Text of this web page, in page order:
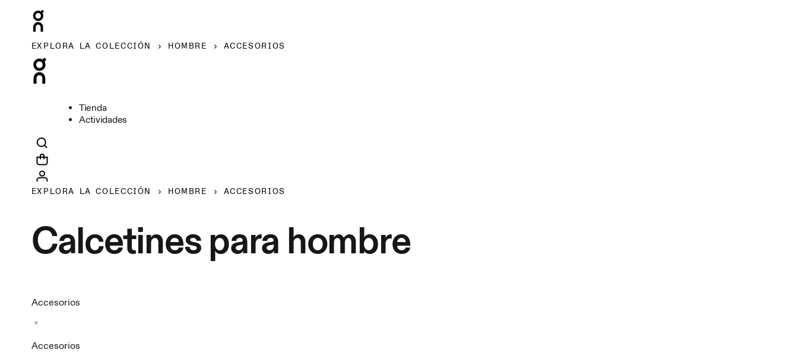
EXPLORA LA COLECCIÓN HOMBRE ACCESORIOS
Tienda
Actividades
EXPLORA LA COLECCIÓN HOMBRE ACCESORIOS
Calcetines para hombre
Accesorios
Accesorios